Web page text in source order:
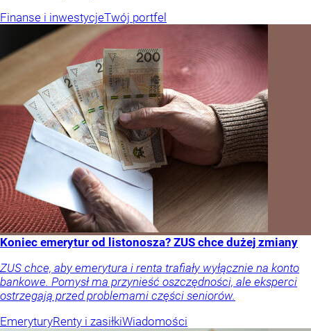
Finanse i inwestycjeTwój portfel
Koniec emerytur od listonosza? ZUS chce dużej zmiany
ZUS chce, aby emerytura i renta trafiały wyłącznie na konto
bankowe. Pomysł ma przynieść oszczędności, ale eksperci
ostrzegają przed problemami części seniorów.
EmeryturyRenty i zasiłkiWiadomości